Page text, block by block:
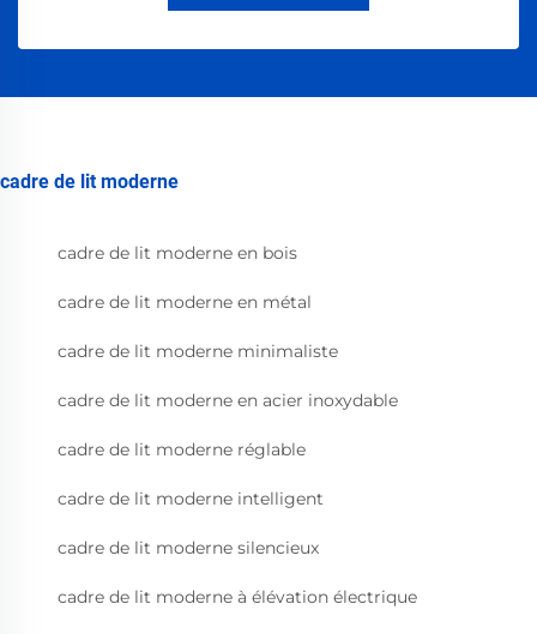
cadre de lit moderne
cadre de lit moderne en bois
cadre de lit moderne en métal
cadre de lit moderne minimaliste
cadre de lit moderne en acier inoxydable
cadre de lit moderne réglable
cadre de lit moderne intelligent
cadre de lit moderne silencieux
cadre de lit moderne à élévation électrique